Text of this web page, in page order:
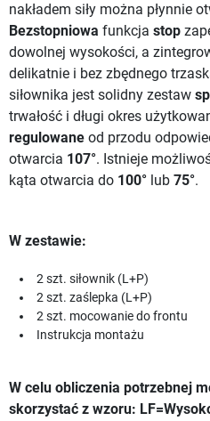
nakładem siły można płynnie
Bezstopniowa funkcja stop
dowolnej wysokości, a
delikatnie i bez zbędnego
siłownika jest solidny zestaw
trwałość i długi okres
regulowane od przodu
otwarcia 107°. Istnieje
kąta otwarcia do 100° lub 75°.
W zestawie:
2 szt. siłownik (L+P)
2 szt. zaślepka (L+P)
2 szt. mocowanie do frontu
Instrukcja montażu
W celu obliczenia potrzebnej
skorzystać z wzoru: